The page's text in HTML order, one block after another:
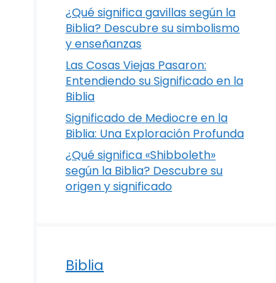
¿Qué significa gavillas según la
Biblia? Descubre su simbolismo
y enseñanzas
Las Cosas Viejas Pasaron:
Entendiendo su Significado en la
Biblia
Significado de Mediocre en la
Biblia: Una Exploración Profunda
¿Qué significa «Shibboleth»
según la Biblia? Descubre su
origen y significado
Biblia